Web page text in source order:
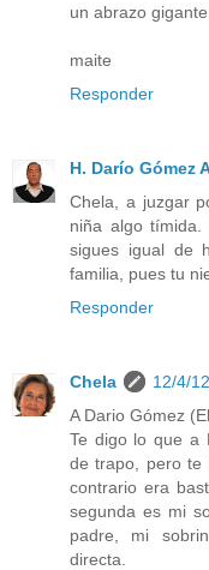
un abrazo gigante.
maite
Responder
H. Darío Gómez
Chela, a juzgar
niña algo
sigues igual de
familia, pues tu
Responder
Chela
12/4/
A Dario Gómez
Te digo lo que a
de trapo, pero te
contrario era
segunda es mi
padre, mi
directa.